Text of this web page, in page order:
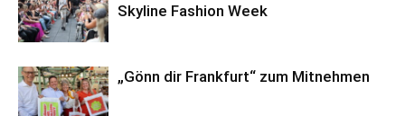
Skyline Fashion Week
„Gönn dir Frankfurt“ zum Mitnehmen